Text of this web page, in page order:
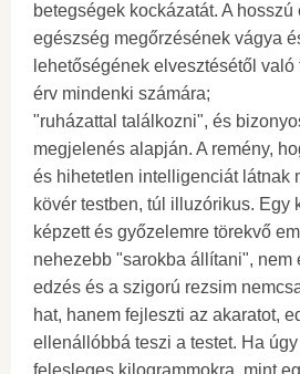
betegségek kockázatát. A hosszú
egészség megőrzésének vágya
lehetőségének elvesztésétől
érv mindenki számára;
"ruházattal találkozni", és
megjelenés alapján. A remény,
és hihetetlen intelligenciát látnak
kövér testben, túl illuzórikus. Egy
képzett és győzelemre törekvő
nehezebb "sarokba állítani", nem
edzés és a szigorú rezsim
hat, hanem fejleszti az akaratot,
ellenállóbbá teszi a testet. Ha
felesleges kilogrammokra, mint